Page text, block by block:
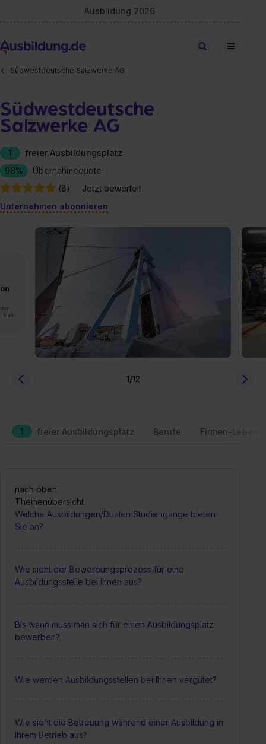
Ausbildung 2026
Stellen finden
Südwestdeutsche Salzwerke AG
Südwestdeutsche
Salzwerke AG
1
freier Ausbildungsplatz
98%
Übernahmequote
(8)
Jetzt bewerten
Unternehmen abonnieren
Mehr
1/12
1 freier Ausbildungsplatz Berufe Firmen-
nach oben
Themenübersicht
Welche Ausbildungen/Dualen Studiengänge bieten
Sie an?
Wie sieht der Bewerbungsprozess für eine
Ausbildungsstelle bei Ihnen aus?
Bis wann muss man sich für einen Ausbildungsplatz
bewerben?
Wie werden Ausbildungsstellen bei Ihnen vergütet?
Wie sieht die Betreuung während einer Ausbildung in
Ihrem Betrieb aus?